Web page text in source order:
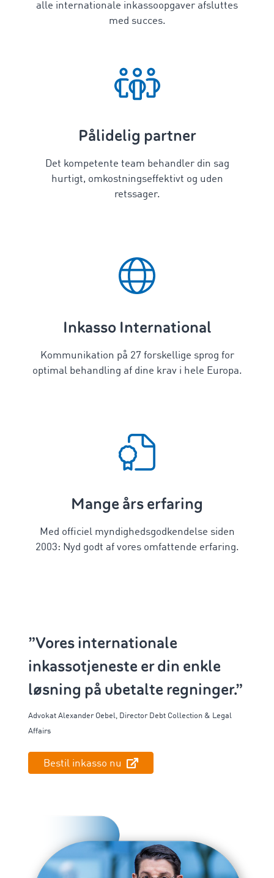
alle internationale inkassoopgaver afsluttes
med succes.
Pålidelig partner
Det kompetente team behandler din sag
hurtigt, omkostningseffektivt og uden
retssager.
Inkasso International
Kommunikation på 27 forskellige sprog for
optimal behandling af dine krav i hele Europa.
Mange års erfaring
Med officiel myndighedsgodkendelse siden
2003: Nyd godt af vores omfattende erfaring.
”Vores internationale
inkassotjeneste er din enkle
løsning på ubetalte regninger.”
Advokat Alexander Oebel, Director Debt Collection & Legal
Affairs
Bestil inkasso nu